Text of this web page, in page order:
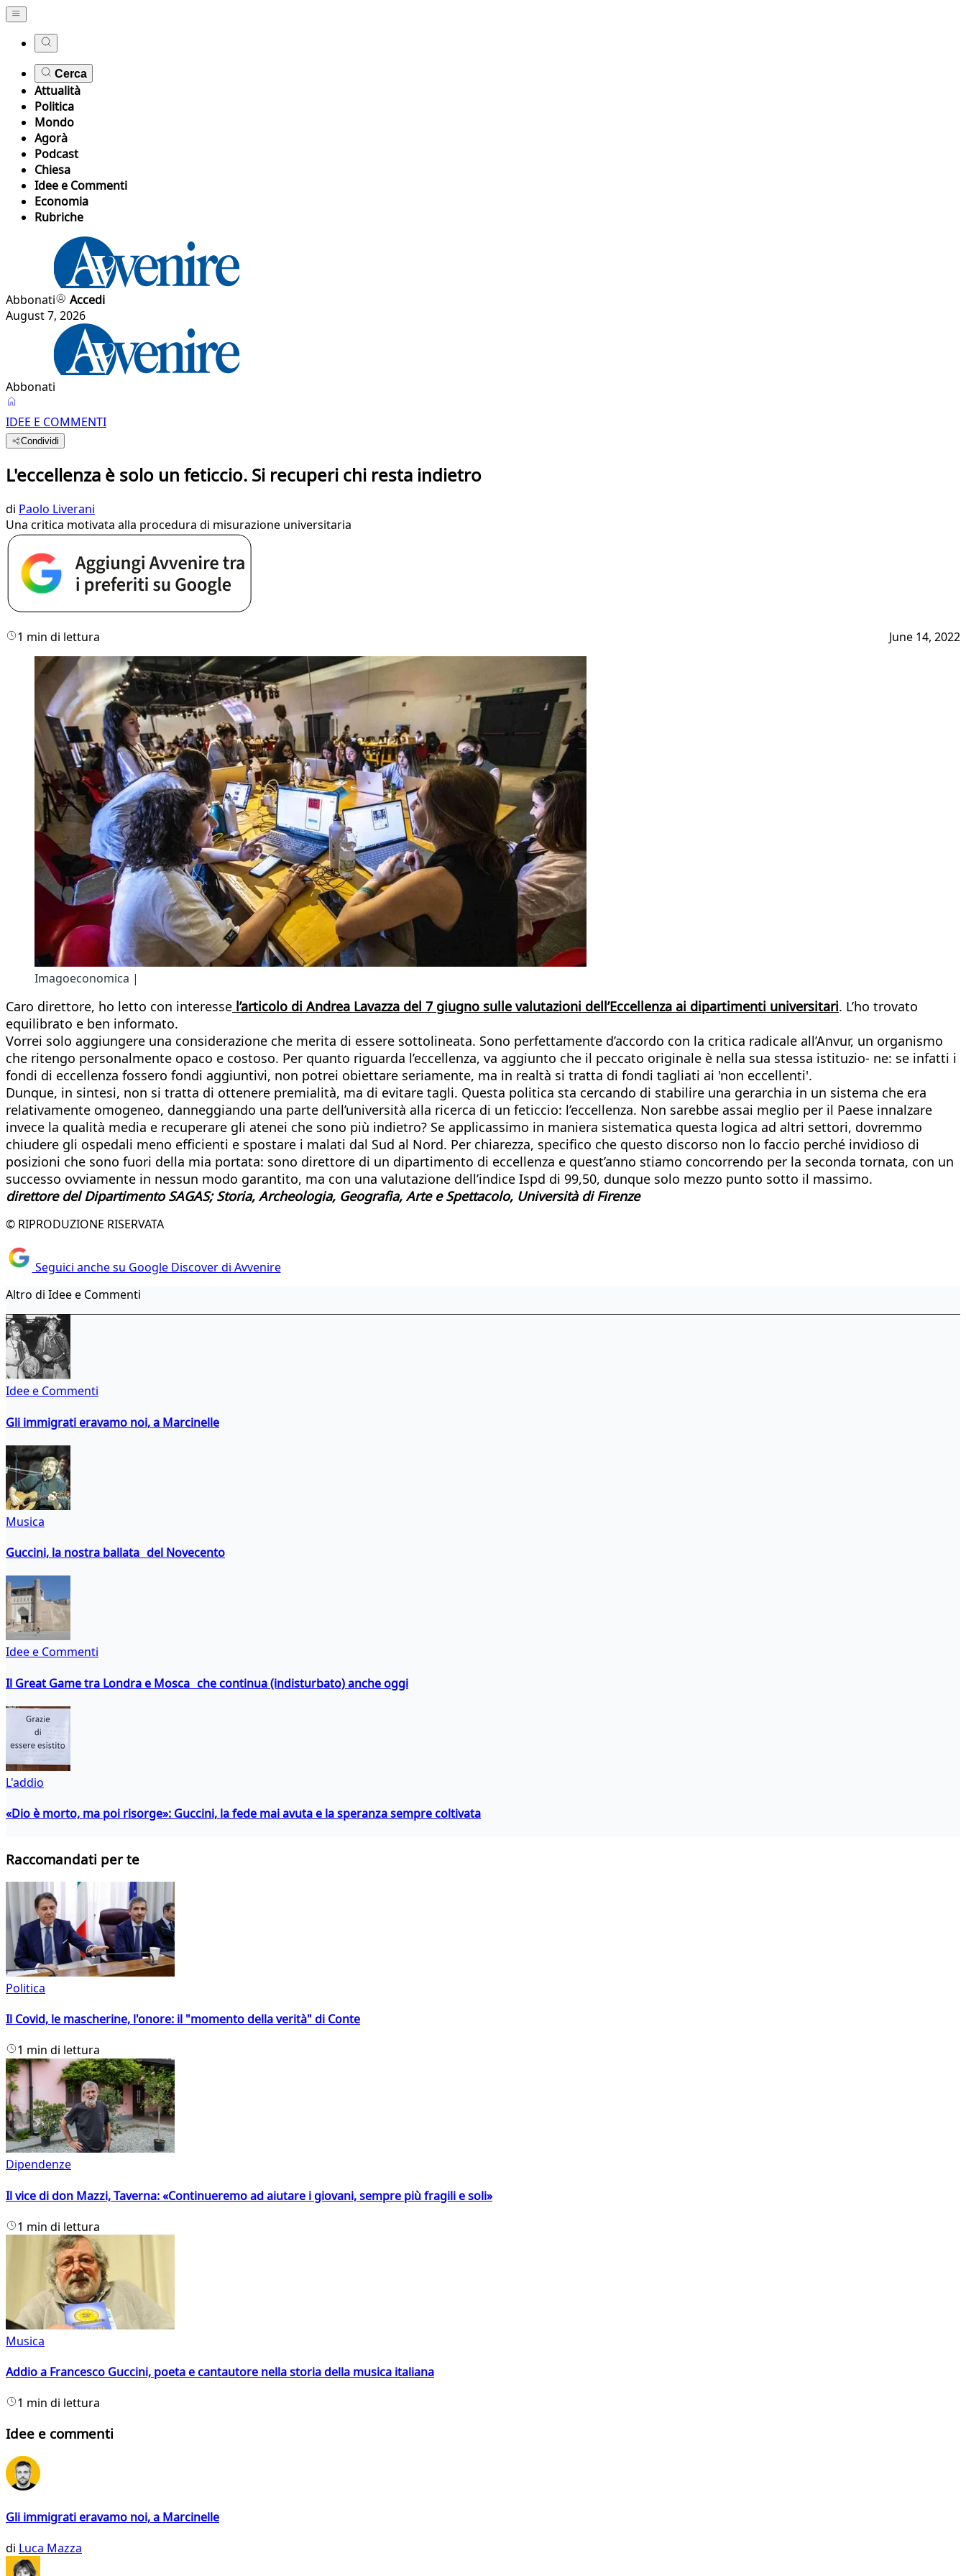
Cerca
Attualità
Politica
Mondo
Agorà
Podcast
Chiesa
Idee e Commenti
Economia
Rubriche
Abbonati
Accedi
August 7, 2026
Abbonati
IDEE E COMMENTI
Condividi
L'eccellenza è solo un feticcio. Si recuperi chi resta indietro
di Paolo Liverani
Una critica motivata alla procedura di misurazione universitaria
1 min di lettura June 14, 2022
Imagoeconomica |
Caro direttore, ho letto con interesse l’articolo di Andrea Lavazza del 7 giugno sulle valutazioni dell’Eccellenza ai dipartimenti universitari. L’ho trovato
equilibrato e ben informato.
Vorrei solo aggiungere una considerazione che merita di essere sottolineata. Sono perfettamente d’accordo con la critica radicale all’Anvur, un organismo
che ritengo personalmente opaco e costoso. Per quanto riguarda l’eccellenza, va aggiunto che il peccato originale è nella sua stessa istituzio- ne: se infatti i
fondi di eccellenza fossero fondi aggiuntivi, non potrei obiettare seriamente, ma in realtà si tratta di fondi tagliati ai 'non eccellenti'.
Dunque, in sintesi, non si tratta di ottenere premialità, ma di evitare tagli. Questa politica sta cercando di stabilire una gerarchia in un sistema che era
relativamente omogeneo, danneggiando una parte dell’università alla ricerca di un feticcio: l’eccellenza. Non sarebbe assai meglio per il Paese innalzare
invece la qualità media e recuperare gli atenei che sono più indietro? Se applicassimo in maniera sistematica questa logica ad altri settori, dovremmo
chiudere gli ospedali meno efficienti e spostare i malati dal Sud al Nord. Per chiarezza, specifico che questo discorso non lo faccio perché invidioso di
posizioni che sono fuori della mia portata: sono direttore di un dipartimento di eccellenza e quest’anno stiamo concorrendo per la seconda tornata, con un
successo ovviamente in nessun modo garantito, ma con una valutazione dell’indice Ispd di 99,50, dunque solo mezzo punto sotto il massimo.
direttore del Dipartimento SAGAS; Storia, Archeologia, Geografia, Arte e Spettacolo, Università di Firenze
© RIPRODUZIONE RISERVATA
Seguici anche su Google Discover di Avvenire
Altro di Idee e Commenti
Idee e Commenti
Gli immigrati eravamo noi, a Marcinelle
Musica
Guccini, la nostra ballata del Novecento
Idee e Commenti
Il Great Game tra Londra e Mosca che continua (indisturbato) anche oggi
L'addio
«Dio è morto, ma poi risorge»: Guccini, la fede mai avuta e la speranza sempre coltivata
Raccomandati per te
Politica
Il Covid, le mascherine, l'onore: il "momento della verità" di Conte
1 min di lettura
Dipendenze
Il vice di don Mazzi, Taverna: «Continueremo ad aiutare i giovani, sempre più fragili e soli»
1 min di lettura
Musica
Addio a Francesco Guccini, poeta e cantautore nella storia della musica italiana
1 min di lettura
Idee e commenti
Gli immigrati eravamo noi, a Marcinelle
di Luca Mazza